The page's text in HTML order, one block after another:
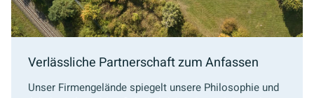
Verlässliche Partnerschaft zum Anfassen
Unser Firmengelände spiegelt unsere Philosophie und